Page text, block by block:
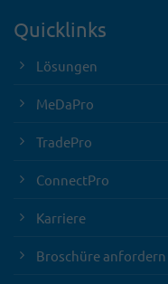
Quicklinks
Lösungen
MeDaPro
TradePro
ConnectPro
Karriere
Broschüre anfordern